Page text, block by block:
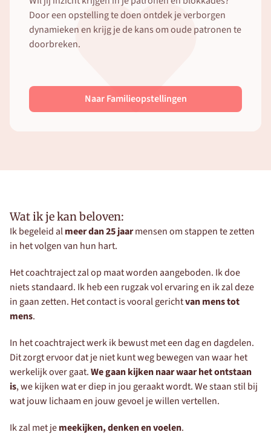
Door een opstelling te doen ontdek je verborgen
dynamieken en krijg je de kans om oude patronen te
doorbreken.
Naar Familieopstellingen
Wat ik je kan beloven:
Ik begeleid al meer dan 25 jaar mensen om stappen te zetten
in het volgen van hun hart.
Het coachtraject zal op maat worden aangeboden. Ik doe
niets standaard. Ik heb een rugzak vol ervaring en ik zal deze
in gaan zetten. Het contact is vooral gericht van mens tot
mens.
In het coachtraject werk ik bewust met een dag en dagdelen.
Dit zorgt ervoor dat je niet kunt weg bewegen van waar het
werkelijk over gaat. We gaan kijken naar waar het ontstaan
is, we kijken wat er diep in jou geraakt wordt. We staan stil bij
wat jouw lichaam en jouw gevoel je willen vertellen.
Ik zal met je meekijken, denken en voelen.